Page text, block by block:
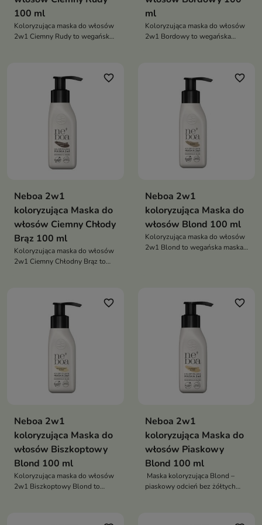
100 ml
Koloryzująca maska do włosów
2w1 Ciemny Rudy to wegańska
odświeża kolor, tonuje siwe
pasma i regeneruje włosy nawet
ml
Koloryzująca maska do włosów
2w1 Bordowy to wegańska
kolor, tonuje siwe pasma i
regeneruje włosy nawet do 8
favorite_border
Neboa 2w1
koloryzująca Maska do
włosów Ciemny Chłody
Brąz 100 ml
Koloryzująca maska do włosów
2w1 Ciemny Chłodny Brąz to
odcień, neutralizuje ciepłe tony,
tonuje siwe pasma i regeneruje
favorite_border
Neboa 2w1
koloryzująca Maska do
włosów Blond 100 ml
Koloryzująca maska do włosów
2w1 Blond to wegańska maska
favorite_border
Neboa 2w1
koloryzująca Maska do
włosów Biszkoptowy
Blond 100 ml
Koloryzująca maska do włosów
2w1 Biszkoptowy Blond to
favorite_border
Neboa 2w1
koloryzująca Maska do
włosów Piaskowy
Blond 100 ml
Maska koloryzująca Blond –
piaskowy odcień bez żółtych